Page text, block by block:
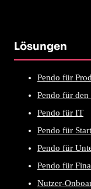
Lösungen
Pendo für
Pendo für den
Pendo für IT
Pendo für
Pendo für
Pendo für
Nutzer-